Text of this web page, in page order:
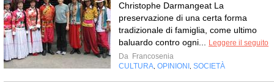
Christophe Darmangeat La
preservazione di una certa forma
tradizionale di famiglia, come ultimo
baluardo contro ogni...
Leggere il seguito
Da Francosenia
CULTURA OPINIONI SOCIETÀ